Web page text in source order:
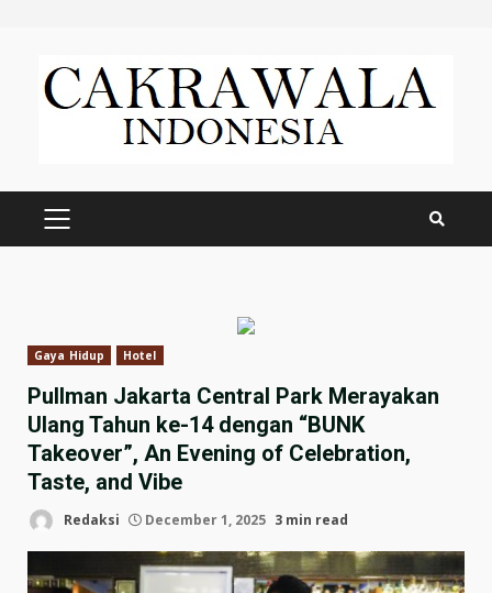
content
PRIMARY
Gaya Hidup Hotel
Pullman Jakarta Central Park Merayakan
Ulang Tahun ke-14 dengan “BUNK
Takeover”, An Evening of Celebration,
Taste, and Vibe
Redaksi December 1, 2025 3 min read